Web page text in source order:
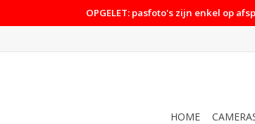
OPGELET: pasfoto's zijn enkel op
HOME